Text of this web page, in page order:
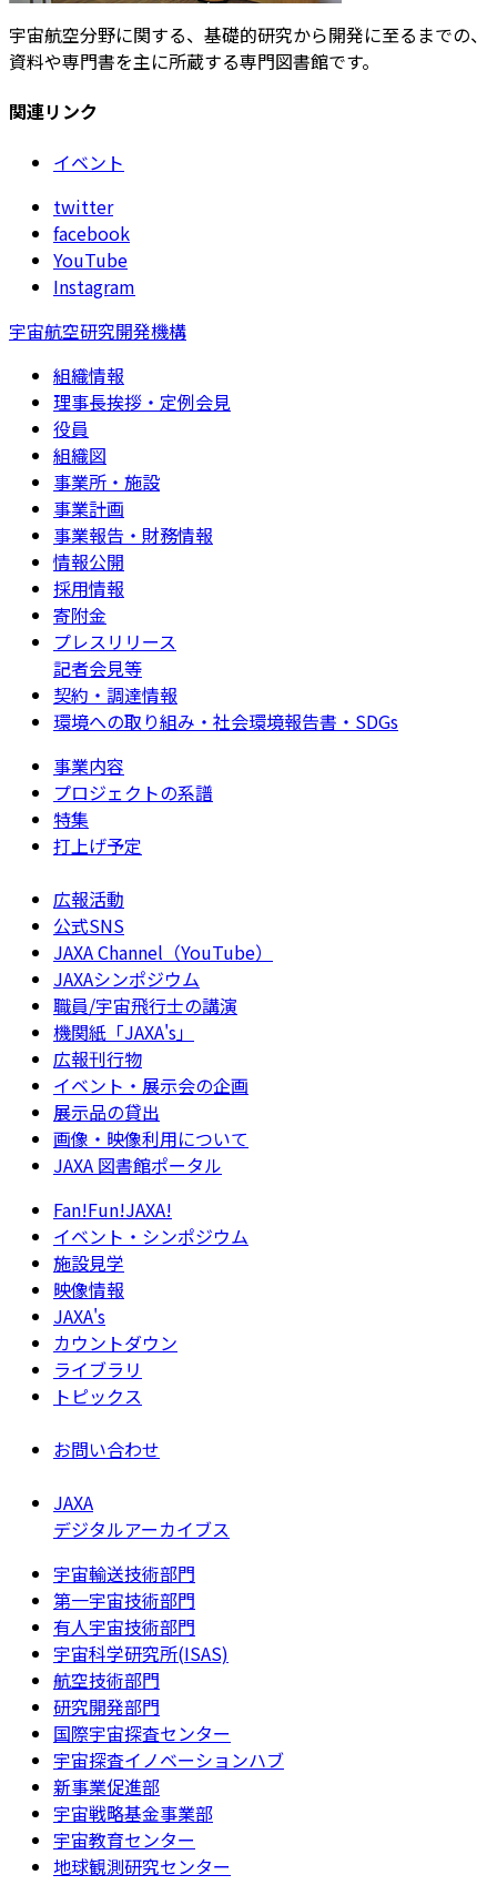
宇宙航空分野に関する、基礎的研究から開発に至るまでの、
資料や専門書を主に所蔵する専門図書館です。
関連リンク
イベント
twitter
facebook
YouTube
Instagram
宇宙航空研究開発機構
組織情報
理事長挨拶・定例会見
役員
組織図
事業所・施設
事業計画
事業報告・財務情報
情報公開
採用情報
寄附金
プレスリリース
記者会見等
契約・調達情報
環境への取り組み・社会環境報告書・SDGs
事業内容
プロジェクトの系譜
特集
打上げ予定
広報活動
公式SNS
JAXA Channel（YouTube）
JAXAシンポジウム
職員/宇宙飛行士の講演
機関紙「JAXA's」
広報刊行物
イベント・展示会の企画
展示品の貸出
画像・映像利用について
JAXA 図書館ポータル
Fan!Fun!JAXA!
イベント・シンポジウム
施設見学
映像情報
JAXA's
カウントダウン
ライブラリ
トピックス
お問い合わせ
JAXA
デジタルアーカイブス
宇宙輸送技術部門
第一宇宙技術部門
有人宇宙技術部門
宇宙科学研究所(ISAS)
航空技術部門
研究開発部門
国際宇宙探査センター
宇宙探査イノベーションハブ
新事業促進部
宇宙戦略基金事業部
宇宙教育センター
地球観測研究センター